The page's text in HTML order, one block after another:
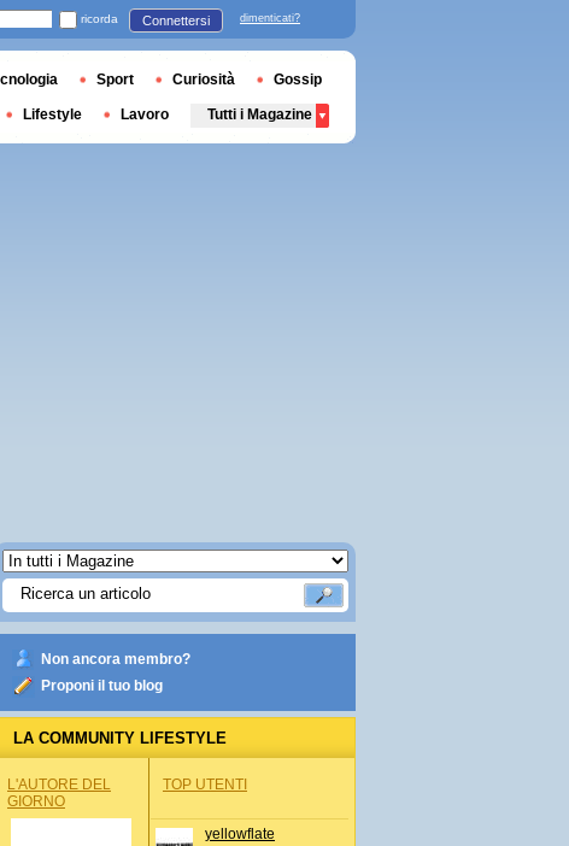
Non ancora membro?
Proponi il tuo blog
LA COMMUNITY LIFESTYLE
L'AUTORE DEL
GIORNO
TOP UTENTI
yellowflate
ricorda Connettersi dimenticati?
Sport Curiosità Gossip
Lifestyle Lavoro Tutti i Magazine